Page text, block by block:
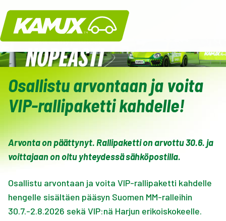
Kamux
Osallistu arvontaan ja voita
VIP-rallipaketti kahdelle!
Arvonta on päättynyt. Rallipaketti on arvottu 30.6. ja
voittajaan on oltu yhteydessä sähköpostilla.
Osallistu arvontaan ja voita VIP-rallipaketti kahdelle
hengelle sisältäen pääsyn Suomen MM-ralleihin
30.7.-2.8.2026 sekä VIP:nä Harjun erikoiskokeelle.